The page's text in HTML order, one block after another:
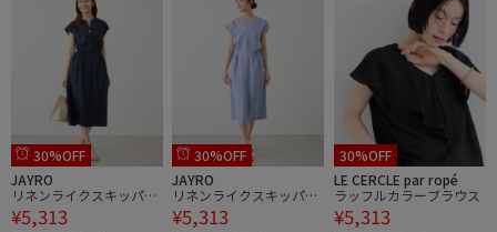
30%OFF
JAYRO
リネンライクスキッパー
ワンピース
¥5,313
30%OFF
JAYRO
リネンライクスキッパー
ワンピース
¥5,313
30%OFF
LE CERCLE par ropé
ラッフルカラーブラウス
¥5,313